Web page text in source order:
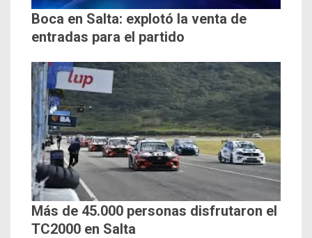
Boca en Salta: explotó la venta de
entradas para el partido
Más de 45.000 personas disfrutaron el
TC2000 en Salta